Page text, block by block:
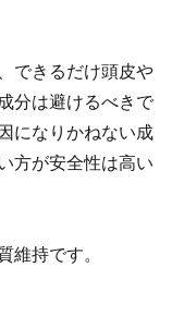
できるだけ頭皮や
分は避けるべきで
になりかねない成
方が安全性は高い
維持です。